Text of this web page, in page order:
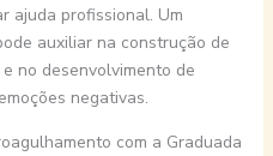
ajuda profissional. Um
auxiliar na construção de
no desenvolvimento de
negativas.
com a Graduada